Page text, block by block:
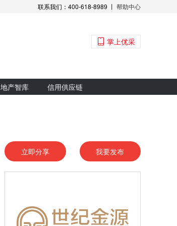
联系我们：400-618-8989 丨 帮助中心
掌上优采
地产智库
信用供应链
立即分享 我要发布